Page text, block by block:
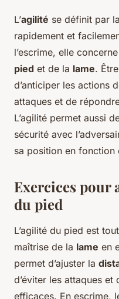
L’agilité se définit par
rapidement et
l’escrime, elle
pied et de la lame.
d’anticiper les actions
attaques et de
L’agilité permet aussi
sécurité avec
sa position en fonction
Exercices pour
du pied
L’agilité du pied est
maîtrise de la lame en
permet d’ajuster la
d’éviter les attaques et
efficaces. En escrime,